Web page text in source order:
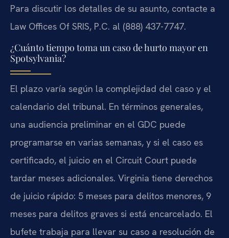
Para discutir los detalles de su asunto, contacte a
Law Offices Of SRIS, P.C. al (888) 437-7747.
¿Cuánto tiempo toma un caso de hurto mayor en
Spotsylvania?
El plazo varía según la complejidad del caso y el
calendario del tribunal. En términos generales,
una audiencia preliminar en el GDC puede
programarse en varias semanas, y si el caso es
certificado, el juicio en el Circuit Court puede
tardar meses adicionales. Virginia tiene derechos
de juicio rápido: 5 meses para delitos menores, 9
meses para delitos graves si está encarcelado. El
bufete trabaja para llevar su caso a resolución de